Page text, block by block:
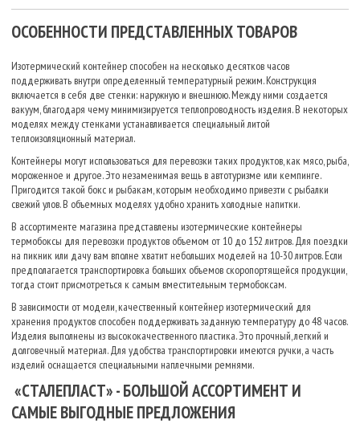
ОСОБЕННОСТИ ПРЕДСТАВЛЕННЫХ ТОВАРОВ
Изотермический контейнер способен на несколько десятков часов
поддерживать внутри определенный температурный режим. Конструкция
включается в себя две стенки: наружную и внешнюю. Между ними создается
вакуум, благодаря чему минимизируется теплопроводность изделия. В некоторых
моделях между стенками устанавливается специальный литой
теплоизоляционный материал.
Контейнеры могут использоваться для перевозки таких продуктов, как мясо, рыба,
мороженное и другое. Это незаменимая вещь в автотуризме или кемпинге.
Пригодится такой бокс и рыбакам, которым необходимо привезти с рыбалки
свежий улов. В объемных моделях удобно хранить холодные напитки.
В ассортименте магазина представлены изотермические контейнеры
термобоксы для перевозки продуктов объемом от 10 до 152 литров. Для поездки
на пикник или дачу вам вполне хватит небольших моделей на 10-30 литров. Если
предполагается транспортировка больших объемов скоропортящейся продукции,
тогда стоит присмотреться к самым вместительным термобоксам.
В зависимости от модели, качественный контейнер изотермический для
хранения продуктов способен поддерживать заданную температуру до 48 часов.
Изделия выполнены из высококачественного пластика. Это прочный, легкий и
долговечный материал. Для удобства транспортировки имеются ручки, а часть
изделий оснащается специальными наплечными ремнями.
«СТАЛЕПЛАСТ» - БОЛЬШОЙ АССОРТИМЕНТ И
САМЫЕ ВЫГОДНЫЕ ПРЕДЛОЖЕНИЯ